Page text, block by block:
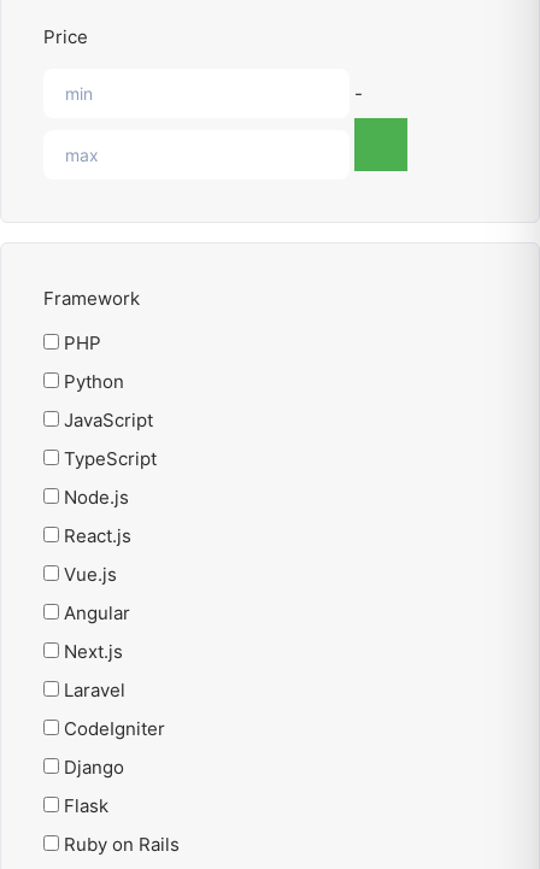
Price
-
Framework
PHP
Python
JavaScript
TypeScript
Node.js
React.js
Vue.js
Angular
Next.js
Laravel
CodeIgniter
Django
Flask
Ruby on Rails